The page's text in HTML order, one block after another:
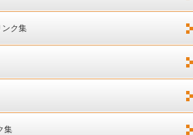
ンク集
集